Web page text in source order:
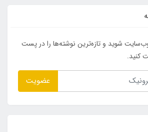
شوید و تازه‌ترین نوشته‌ها را در پست
کنید.
عضویت